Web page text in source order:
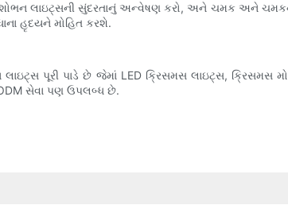
સુશોભન લાઇટ્સની સુંદરતાનું અન્વેષણ કરો, અને ચમક અને
હૃદયને મોહિત કરશે.
પૂરી પાડે છે જેમાં LED ક્રિસમસ લાઇટ્સ, ક્રિસમસ
સેવા પણ ઉપલબ્ધ છે.